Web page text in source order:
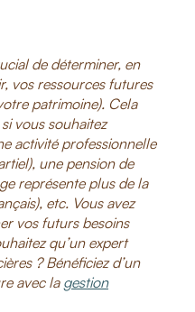
de déterminer, en
vos ressources futures
patrimoine). Cela
vous souhaitez
activité professionnelle
une pension de
représente plus de la
etc. Vous avez
vos futurs besoins
qu’un expert
? Bénéficiez d’un
avec la gestion